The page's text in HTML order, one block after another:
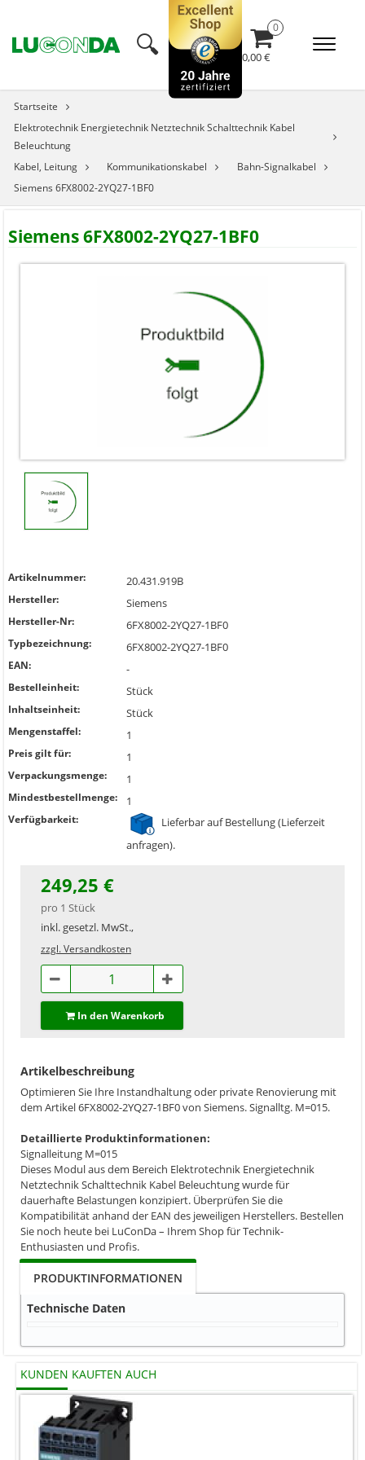
🔍︎ 0,00 €
Startseite
Elektrotechnik Energietechnik Netztechnik Schalttechnik Kabel
Beleuchtung
Kabel, Leitung
Kommunikationskabel
Bahn-Signalkabel
Siemens 6FX8002-2YQ27-1BF0
Siemens 6FX8002-2YQ27-1BF0
Artikelnummer: 20.431.919B
Hersteller: Siemens
Hersteller-Nr: 6FX8002-2YQ27-1BF0
Typbezeichnung: 6FX8002-2YQ27-1BF0
EAN: -
Bestelleinheit: Stück
Inhaltseinheit: Stück
Mengenstaffel: 1
Preis gilt für: 1
Verpackungsmenge: 1
Mindestbestellmenge: 1
Verfügbarkeit:
Lieferbar auf Bestellung (Lieferzeit
anfragen).
249,25 €
pro 1 Stück
inkl. gesetzl. MwSt.,
zzgl. Versandkosten
In den Warenkorb
Artikelbeschreibung
Optimieren Sie Ihre Instandhaltung oder private Renovierung mit
dem Artikel 6FX8002-2YQ27-1BF0 von Siemens. Signalltg. M=015.
Detaillierte Produktinformationen:
Signalleitung M=015
Dieses Modul aus dem Bereich Elektrotechnik Energietechnik
Netztechnik Schalttechnik Kabel Beleuchtung wurde für
dauerhafte Belastungen konzipiert. Überprüfen Sie die
Kompatibilität anhand der EAN des jeweiligen Herstellers. Bestellen
Sie noch heute bei LuConDa – Ihrem Shop für Technik-
Enthusiasten und Profis.
PRODUKTINFORMATIONEN
Technische Daten
KUNDEN KAUFTEN AUCH